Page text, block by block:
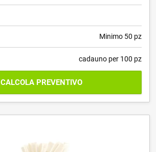
Minimo 50 pz
cadauno per 100 pz
CALCOLA PREVENTIVO